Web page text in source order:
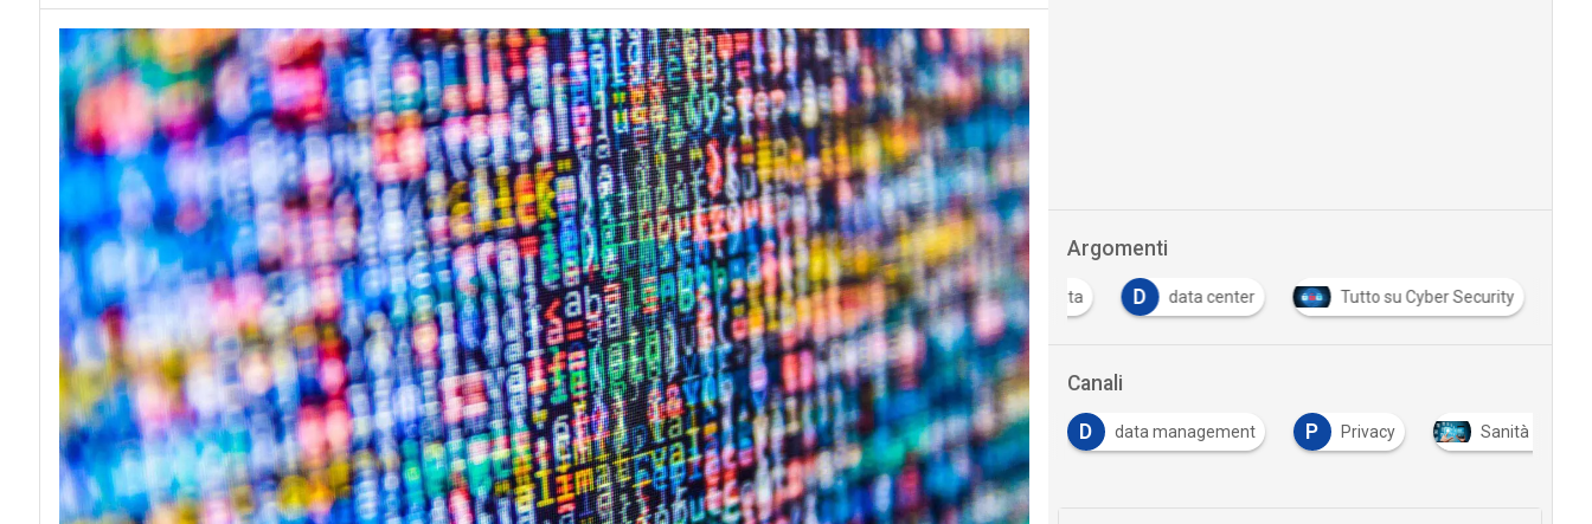
Argomenti
B big data D data center Tutto su Cyber Security
Canali
Cittadinanza digitale D data management P Privacy Sanità digitale